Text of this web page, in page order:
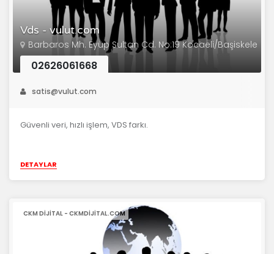
Vds - vulut.com
Barbaros Mh. Eyüp Sultan Cd. No:19 Kocaeli/Başiskele
02626061668
satis@vulut.com
Güvenli veri, hızlı işlem, VDS farkı.
DETAYLAR
CKM DIJITAL - CKMDIJITAL.COM